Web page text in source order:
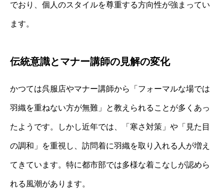
でおり、個人のスタイルを尊重する方向性が強まってい
ます。
伝統意識とマナー講師の見解の変化
かつては呉服店やマナー講師から「フォーマルな場では
羽織を重ねない方が無難」と教えられることが多くあっ
たようです。しかし近年では、「寒さ対策」や「見た目
の調和」を重視し、訪問着に羽織を取り入れる人が増え
てきています。特に都市部では多様な着こなしが認めら
れる風潮があります。